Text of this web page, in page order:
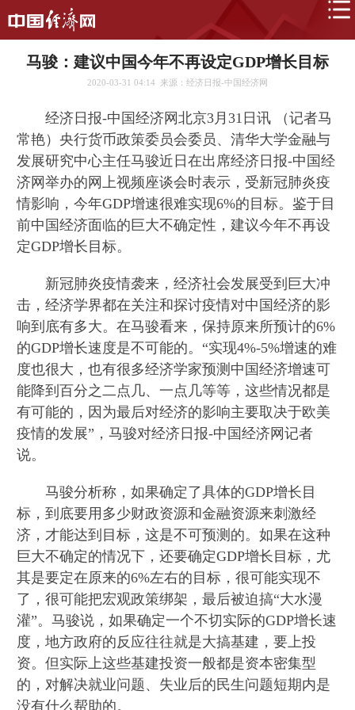
马骏：建议中国今年不再设定GDP增长目标
2020-03-31 04:14 来源：经济日报-中国经济网
经济日报-中国经济网北京3月31日讯 （记者马
常艳）央行货币政策委员会委员、清华大学金融与
发展研究中心主任马骏近日在出席经济日报-中国经
济网举办的网上视频座谈会时表示，受新冠肺炎疫
情影响，今年GDP增速很难实现6%的目标。鉴于目
前中国经济面临的巨大不确定性，建议今年不再设
定GDP增长目标。
新冠肺炎疫情袭来，经济社会发展受到巨大冲
击，经济学界都在关注和探讨疫情对中国经济的影
响到底有多大。在马骏看来，保持原来所预计的6%
的GDP增长速度是不可能的。“实现4%-5%增速的难
度也很大，也有很多经济学家预测中国经济增速可
能降到百分之二点几、一点几等等，这些情况都是
有可能的，因为最后对经济的影响主要取决于欧美
疫情的发展”，马骏对经济日报-中国经济网记者
说。
马骏分析称，如果确定了具体的GDP增长目
标，到底要用多少财政资源和金融资源来刺激经
济，才能达到目标，这是不可预测的。如果在这种
巨大不确定的情况下，还要确定GDP增长目标，尤
其是要定在原来的6%左右的目标，很可能实现不
了，很可能把宏观政策绑架，最后被迫搞“大水漫
灌”。马骏说，如果确定一个不切实际的GDP增长速
度，地方政府的反应往往就是大搞基建，要上投
资。但实际上这些基建投资一般都是资本密集型
的，对解决就业问题、失业后的民生问题短期内是
没有什么帮助的。